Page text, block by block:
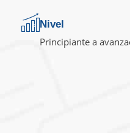
Nivel
Principiante a